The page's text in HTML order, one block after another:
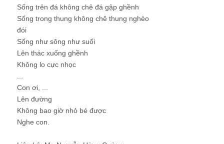
Sống trên đá không chê đá gập ghềnh
Sống trong thung không chê thung nghèo
đói
Sống như sông như suối
Lên thác xuống ghềnh
Không lo cực nhọc
Con ơi, ...
Lên đường
Không bao giờ nhỏ bé được
Nghe con.